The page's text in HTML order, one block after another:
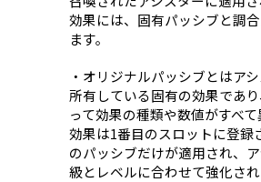
効果には、固有パッシブと調
ます。
・オリジナルパッシブとはア
所有している固有の効果であ
って効果の種類や数値がすべ
効果は1番目のスロットに登録
のパッシブだけが適用され、
級とレベルに合わせて強化され